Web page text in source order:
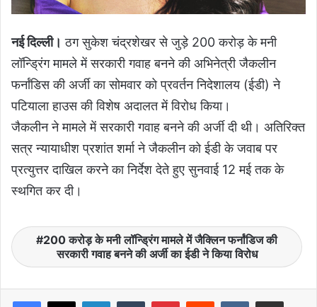
नई दिल्ली। ठग सुकेश चंद्रशेखर से जुड़े 200 करोड़ के मनी
लॉन्ड्रिंग मामले में सरकारी गवाह बनने की अभिनेत्री जैकलीन
फर्नांडिस की अर्जी का सोमवार को प्रवर्तन निदेशालय (ईडी) ने
पटियाला हाउस की विशेष अदालत में विरोध किया।
जैकलीन ने मामले में सरकारी गवाह बनने की अर्जी दी थी। अतिरिक्त
सत्र न्यायाधीश प्रशांत शर्मा ने जैकलीन को ईडी के जवाब पर
प्रत्युत्तर दाखिल करने का निर्देश देते हुए सुनवाई 12 मई तक के
स्थगित कर दी।
200 करोड़ के मनी लॉन्ड्रिंग मामले में जैक्लिन फर्नांडिज की
सरकारी गवाह बनने की अर्जी का ईडी ने किया विरोध